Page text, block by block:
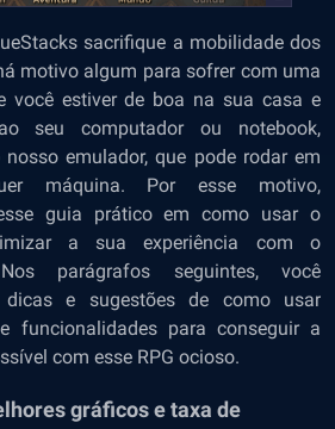
sacrifique a mobilidade dos
motivo algum para sofrer com uma
você estiver de boa na sua casa e
seu computador ou notebook,
emulador, que pode rodar em
máquina. Por esse motivo,
guia prático em como usar o
a sua experiência com o
parágrafos seguintes, você
dicas e sugestões de como usar
funcionalidades para conseguir a
com esse RPG ocioso.
gráficos e taxa de